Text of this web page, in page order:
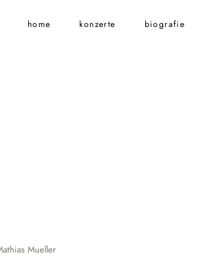
home konzerte biografie
Mueller